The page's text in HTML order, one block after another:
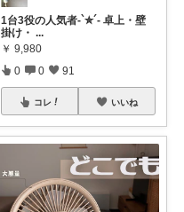
1台3役の人気者-`✮´- 卓上・壁
掛け・ ...
￥ 9,980
0 0 91
コレ いいね